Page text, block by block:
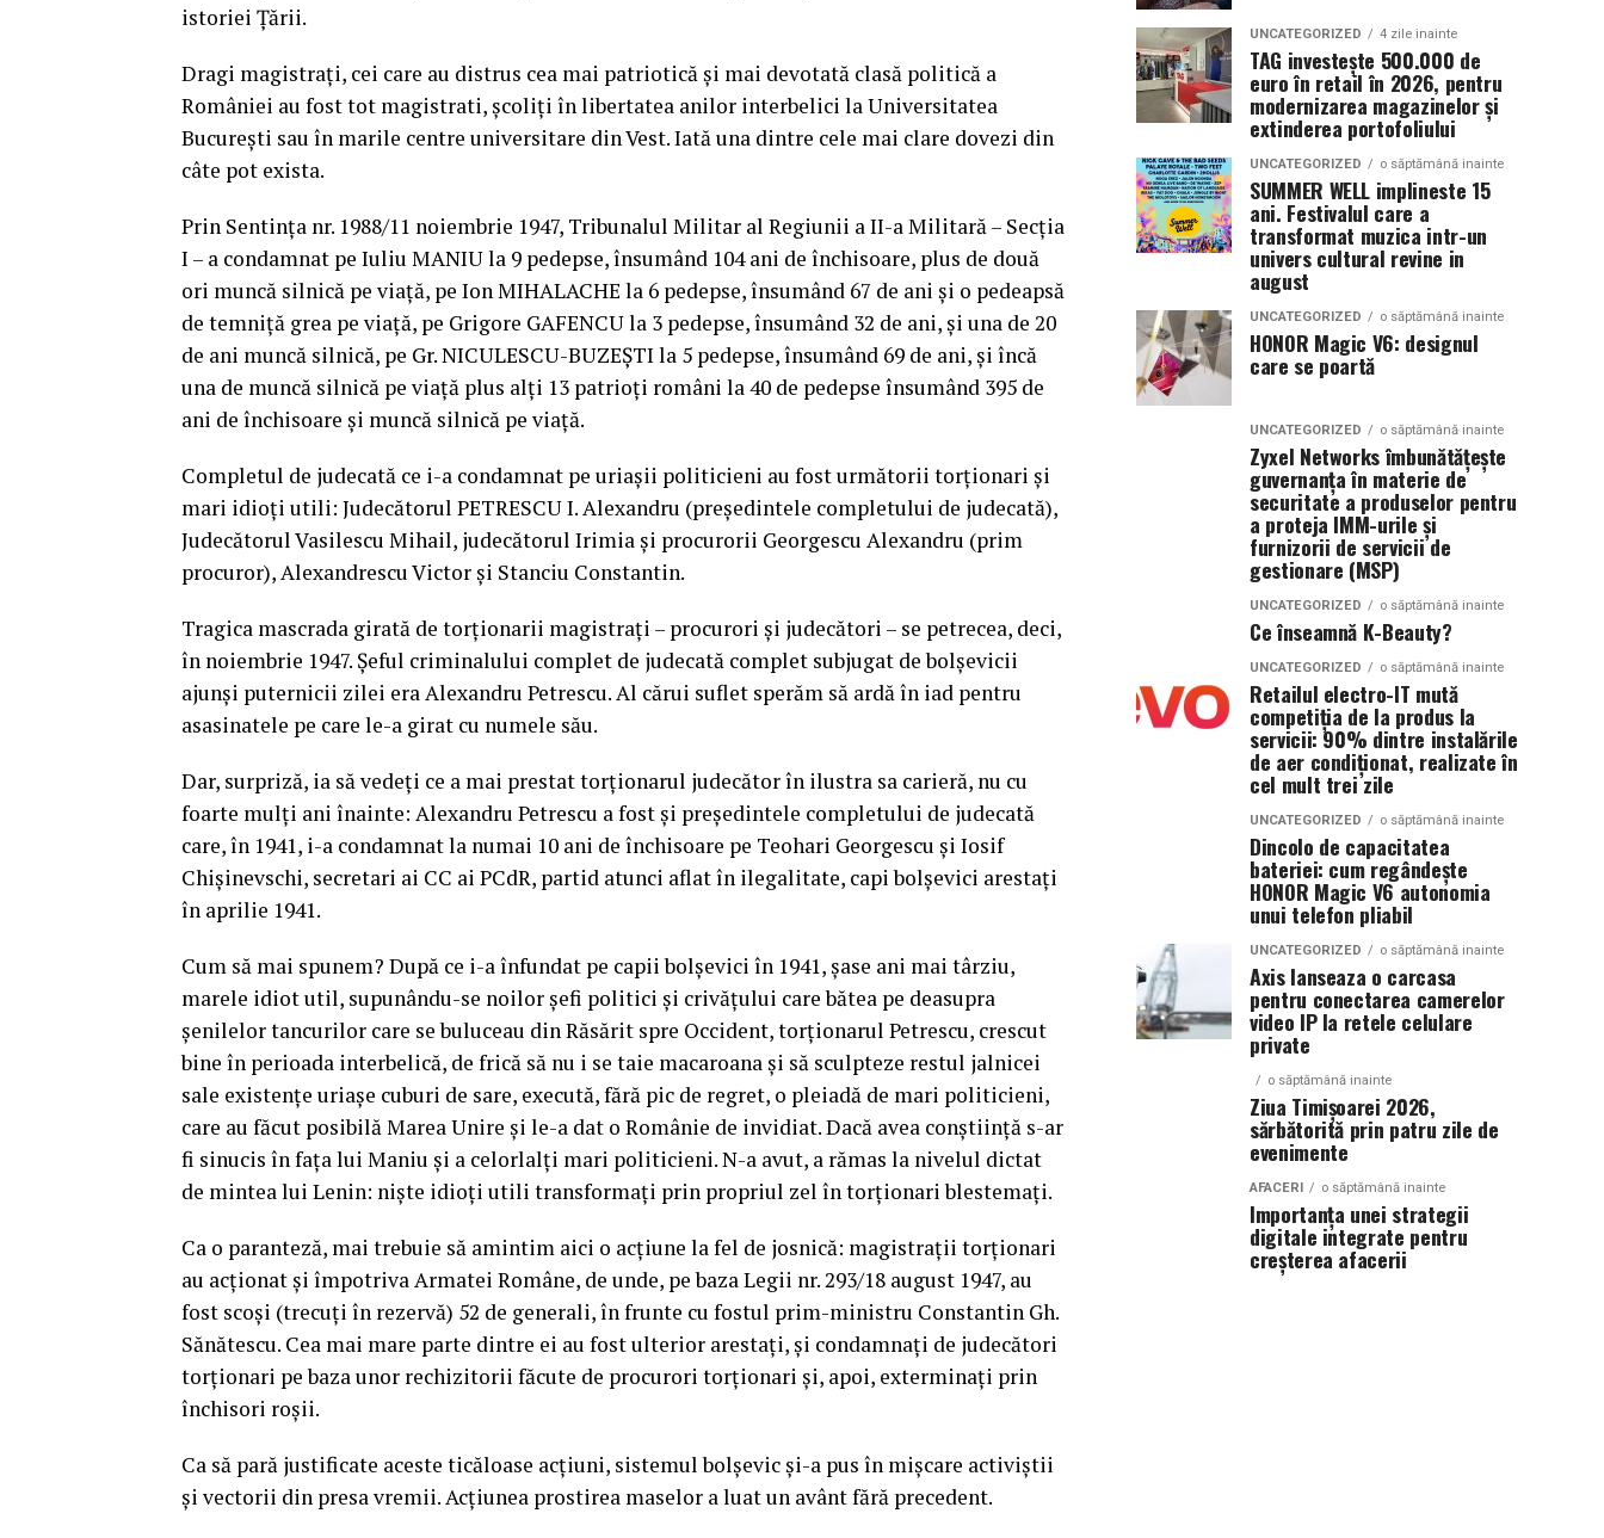
istoriei Țării.
Dragi magistrați, cei care au distrus cea mai patriotică și mai devotată clasă politică a
României au fost tot magistrati, școliți în libertatea anilor interbelici la Universitatea
București sau în marile centre universitare din Vest. Iată una dintre cele mai clare dovezi din
câte pot exista.
Prin Sentinţa nr. 1988/11 noiembrie 1947, Tribunalul Militar al Regiunii a II-a Militară – Secţia
I – a condamnat pe Iuliu MANIU la 9 pedepse, însumând 104 ani de închisoare, plus de două
ori muncă silnică pe viaţă, pe Ion MIHALACHE la 6 pedepse, însumând 67 de ani şi o pedeapsă
de temniţă grea pe viaţă, pe Grigore GAFENCU la 3 pedepse, însumând 32 de ani, şi una de 20
de ani muncă silnică, pe Gr. NICULESCU-BUZEŞTI la 5 pedepse, însumând 69 de ani, şi încă
una de muncă silnică pe viață plus alți 13 patrioți români la 40 de pedepse însumând 395 de
ani de închisoare și muncă silnică pe viață.
Completul de judecată ce i-a condamnat pe uriașii politicieni au fost următorii torționari și
mari idioți utili: Judecătorul PETRESCU I. Alexandru (președintele completului de judecată),
Judecătorul Vasilescu Mihail, judecătorul Irimia și procurorii Georgescu Alexandru (prim
procuror), Alexandrescu Victor și Stanciu Constantin.
Tragica mascrada girată de torționarii magistrați – procurori și judecători – se petrecea, deci,
în noiembrie 1947. Șeful criminalului complet de judecată complet subjugat de bolșevicii
ajunși puternicii zilei era Alexandru Petrescu. Al cărui suflet sperăm să ardă în iad pentru
asasinatele pe care le-a girat cu numele său.
Dar, surpriză, ia să vedeți ce a mai prestat torționarul judecător în ilustra sa carieră, nu cu
foarte mulți ani înainte: Alexandru Petrescu a fost și președintele completului de judecată
care, în 1941, i-a condamnat la numai 10 ani de închisoare pe Teohari Georgescu și Iosif
Chișinevschi, secretari ai CC ai PCdR, partid atunci aflat în ilegalitate, capi bolșevici arestați
în aprilie 1941.
Cum să mai spunem? După ce i-a înfundat pe capii bolșevici în 1941, șase ani mai târziu,
marele idiot util, supunându-se noilor șefi politici și crivățului care bătea pe deasupra
șenilelor tancurilor care se buluceau din Răsărit spre Occident, torționarul Petrescu, crescut
bine în perioada interbelică, de frică să nu i se taie macaroana și să sculpteze restul jalnicei
sale existențe uriașe cuburi de sare, execută, fără pic de regret, o pleiadă de mari politicieni,
care au făcut posibilă Marea Unire și le-a dat o Românie de invidiat. Dacă avea conștiință s-ar
fi sinucis în fața lui Maniu și a celorlalți mari politicieni. N-a avut, a rămas la nivelul dictat
de mintea lui Lenin: niște idioți utili transformați prin propriul zel în torționari blestemați.
Ca o paranteză, mai trebuie să amintim aici o acțiune la fel de josnică: magistrații torționari
au acționat și împotriva Armatei Române, de unde, pe baza Legii nr. 293/18 august 1947, au
fost scoşi (trecuţi în rezervă) 52 de generali, în frunte cu fostul prim-ministru Constantin Gh.
Sănătescu. Cea mai mare parte dintre ei au fost ulterior arestaţi, și condamnați de judecători
torționari pe baza unor rechizitorii făcute de procurori torționari şi, apoi, exterminaţi prin
închisori roșii.
Ca să pară justificate aceste ticăloase acțiuni, sistemul bolșevic și-a pus în mișcare activiștii
și vectorii din presa vremii. Acțiunea prostirea maselor a luat un avânt fără precedent.
UNCATEGORIZED 4 zile inainte
TAG investește 500.000 de
euro în retail în 2026, pentru
modernizarea magazinelor și
extinderea portofoliului
UNCATEGORIZED o săptămână inainte
SUMMER WELL implineste 15
ani. Festivalul care a
transformat muzica intr-un
univers cultural revine in
august
UNCATEGORIZED o săptămână inainte
HONOR Magic V6: designul
care se poartă
UNCATEGORIZED o săptămână inainte
Zyxel Networks îmbunătățește
guvernanța în materie de
securitate a produselor pentru
a proteja IMM-urile și
furnizorii de servicii de
gestionare (MSP)
UNCATEGORIZED o săptămână inainte
Ce înseamnă K-Beauty?
UNCATEGORIZED o săptămână inainte
Retailul electro-IT mută
competiția de la produs la
servicii: 90% dintre instalările
de aer condiționat, realizate în
cel mult trei zile
UNCATEGORIZED o săptămână inainte
Dincolo de capacitatea
bateriei: cum regândește
HONOR Magic V6 autonomia
unui telefon pliabil
UNCATEGORIZED o săptămână inainte
Axis lanseaza o carcasa
pentru conectarea camerelor
video IP la retele celulare
private
o săptămână inainte
Ziua Timișoarei 2026,
sărbătorită prin patru zile de
evenimente
AFACERI o săptămână inainte
Importanța unei strategii
digitale integrate pentru
creșterea afacerii